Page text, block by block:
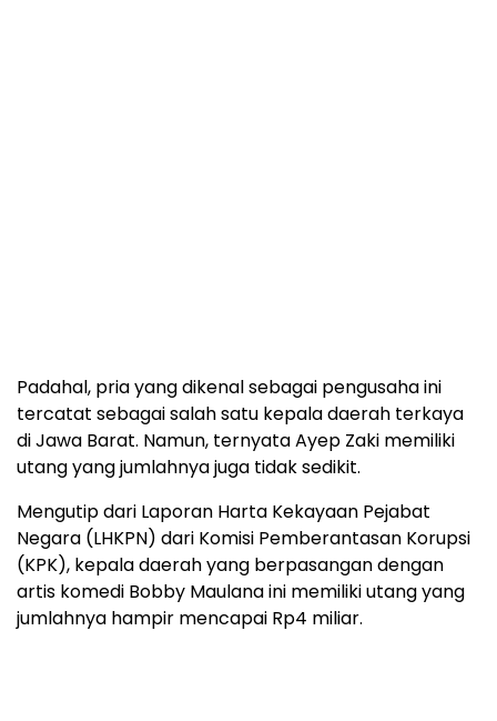
Padahal, pria yang dikenal sebagai pengusaha ini
tercatat sebagai salah satu kepala daerah terkaya
di Jawa Barat. Namun, ternyata Ayep Zaki memiliki
utang yang jumlahnya juga tidak sedikit.
Mengutip dari Laporan Harta Kekayaan Pejabat
Negara (LHKPN) dari Komisi Pemberantasan Korupsi
(KPK), kepala daerah yang berpasangan dengan
artis komedi Bobby Maulana ini memiliki utang yang
jumlahnya hampir mencapai Rp4 miliar.